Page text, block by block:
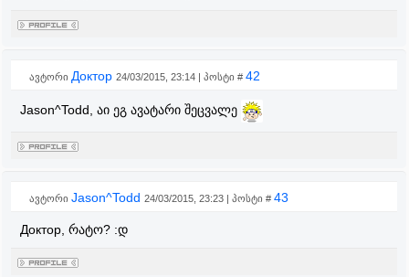
ავტორი Доктор 24/03/2015, 23:14 | პოსტი # 42
Jason^Todd, აი ეგ ავატარი შეცვალე
ავტორი Jason^Todd 24/03/2015, 23:23 | პოსტი # 43
Доктор, რატო? :დ